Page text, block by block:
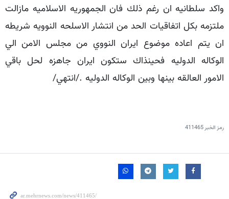
واكد سلطانيه ان رغم ذلك فان الجمهوريه الاسلاميه مازالت
ملتزمه بكل اتفاقيات الحد من انتشار الاسلحه النوويه شريطه
ان يتم اعاده موضوع ايران النووي من مجلس الامن الي
الوكاله الدوليه فحينذاك ستكون ايران جاهزه لحل باقي
الامور العالقه بينها وبين الوكاله الدوليه ./انتهي/
رمز الخبر411465